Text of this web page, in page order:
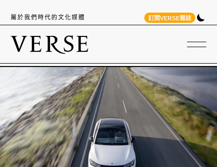
屬於我們時代的文化媒體 訂閱VERSE雜誌